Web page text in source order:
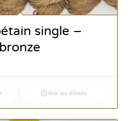
single –
Voir les détails